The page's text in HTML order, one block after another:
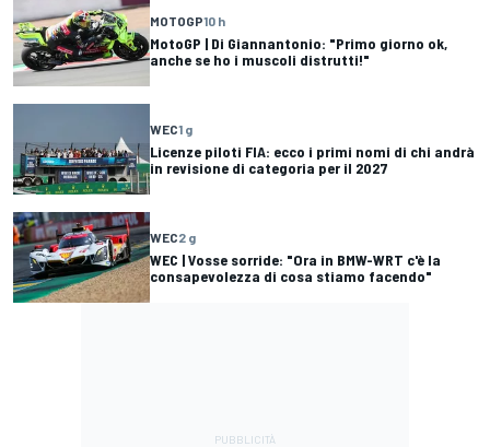
MOTOGP10 h
MotoGP | Di Giannantonio: "Primo giorno ok,
anche se ho i muscoli distrutti!"
WEC1 g
Licenze piloti FIA: ecco i primi nomi di chi andrà
in revisione di categoria per il 2027
WEC2 g
WEC | Vosse sorride: "Ora in BMW-WRT c'è la
consapevolezza di cosa stiamo facendo"